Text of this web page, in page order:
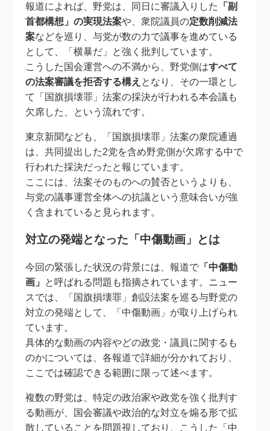
報道によれば、野党は、同日に審議入りした
「副
首都構想」の実現法案や、衆院議員の定数削減法
案などを巡り、与党が数の力で議事を進めている
として、「横暴だ」と強く批判しています。
こうした国会運営への不満から、野党側はすべて
の法案審議を拒否する構え となり、その一環とし
て「国旗損壊罪」法案の採決が行われる本会議も
欠席した、という流れです。
東京新聞なども、「国旗損壊罪」法案の衆院通過
は、共同提出した2党を含め野党側が欠席する中で
行われた採決だったと報じています。
ここには、法案そのものへの賛否というよりも、
与党の議事運営全体への抗議という意味合いが強
く含まれていると見られます。
対立の発端となった「中傷動画」とは
今回の緊張した状況の背景には、報道で 「中傷動
画」 と呼ばれる問題も指摘されています。ニュー
スでは、「国旗損壊罪」創設法案を巡る与野党の
対立の発端として、「中傷動画」が取り上げられ
ています。
具体的な動画の内容やどの政党・議員に関するも
のかについては、各報道で詳細が分かれており、
ここでは確認できる範囲に限って述べます。
複数の野党は、特定の政治家や政党を強く批判す
る動画が、国会審議や政治的な対立を煽る形で拡
散していることを問題視しており、こうした「中